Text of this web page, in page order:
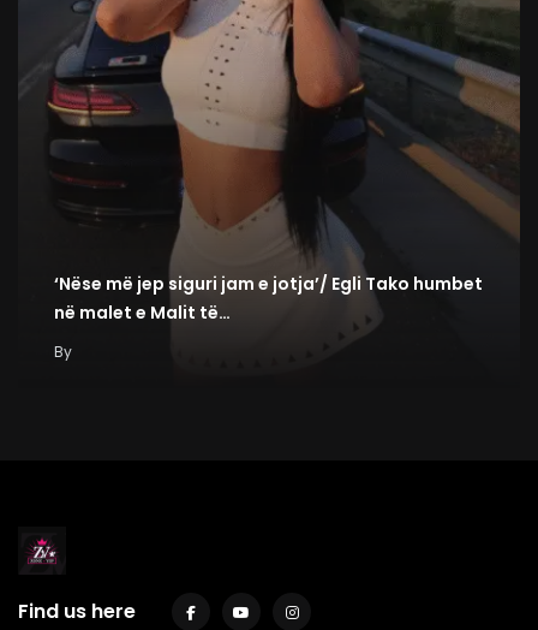
‘Nëse më jep siguri jam e jotja’/ Egli Tako humbet
në malet e Malit të…
By
Find us here